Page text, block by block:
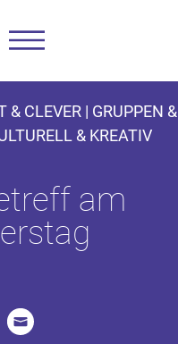
& CLEVER | GRUPPEN &
& KREATIV
am